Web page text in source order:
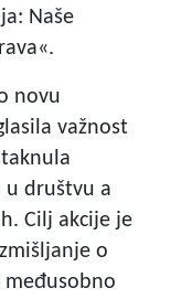
Naše
novu
važnost
u društvu a
Cilj akcije je
o